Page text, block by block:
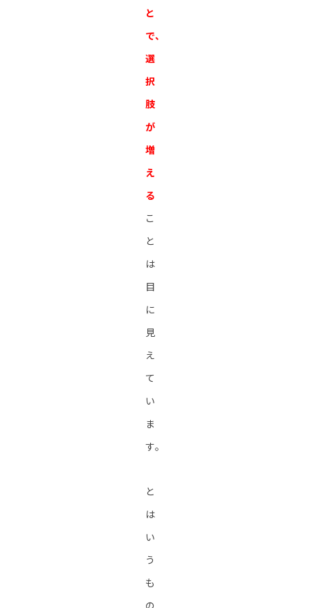
と
で、
選
択
肢
が
増
え
る
こ
と
は
目
に
見
え
て
い
ま
す。
と
は
い
う
も
の